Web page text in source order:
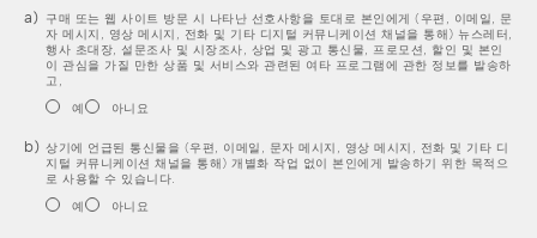
구매 또는 웹 사이트 방문 시 나타난 선호사항을 토대로 본인에게 (우편, 이메일, 문
자 메시지, 영상 메시지, 전화 및 기타 디지털 커뮤니케이션 채널을 통해) 뉴스레터,
행사 초대장, 설문조사 및 시장조사, 상업 및 광고 통신물, 프로모션, 할인 및 본인
이 관심을 가질 만한 상품 및 서비스와 관련된 여타 프로그램에 관한 정보를 발송하
고,
예
아니요
상기에 언급된 통신물을 (우편, 이메일, 문자 메시지, 영상 메시지, 전화 및 기타 디
지털 커뮤니케이션 채널을 통해) 개별화 작업 없이 본인에게 발송하기 위한 목적으
로 사용할 수 있습니다.
예
아니요